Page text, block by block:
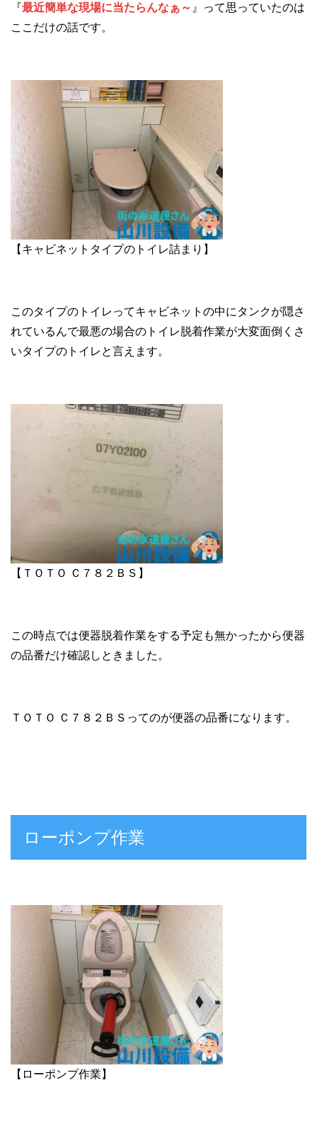
『最近簡単な現場に当たらんなぁ～ 』って思っていたのは
ここだけの話です。
【キャビネットタイプのトイレ詰まり】
このタイプのトイレってキャビネットの中にタンクが隠さ
れているんで最悪の場合のトイレ脱着作業が大変面倒くさ
いタイプのトイレと言えます。
【ＴＯＴＯ Ｃ７８２ＢＳ】
この時点では便器脱着作業をする予定も無かったから便器
の品番だけ確認しときました。
ＴＯＴＯ Ｃ７８２ＢＳってのが便器の品番になります。
ローポンプ作業
【ローポンプ作業】